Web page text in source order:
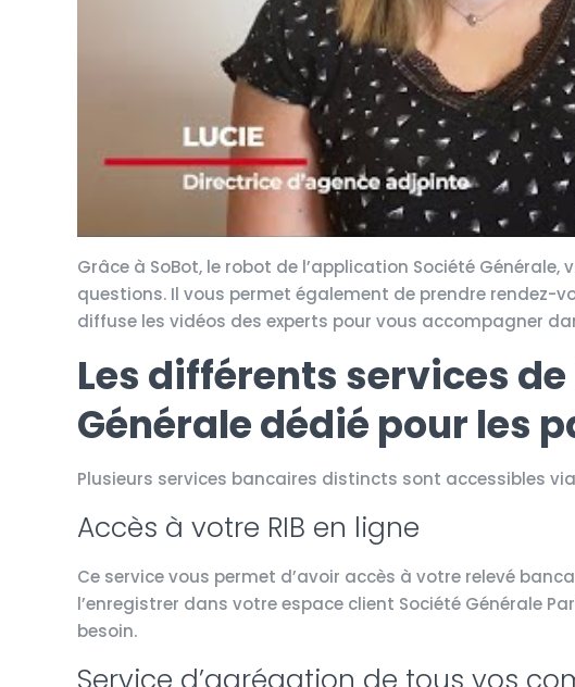
Grâce à SoBot, le robot de l’application Société
questions. Il vous permet également de prendre rendez-
diffuse les vidéos des experts pour vous accompagner
Les différents services
Générale dédié pour les
Plusieurs services bancaires distincts sont accessibles via
Accès à votre RIB en ligne
Ce service vous permet d’avoir accès à votre relevé
l’enregistrer dans votre espace client Société Générale
besoin.